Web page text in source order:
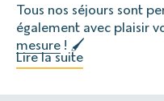
Tous nos séjours sont
également avec plaisir
mesure ! 🖌
Lire la suite